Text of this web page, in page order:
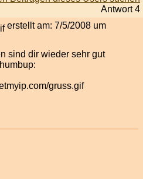
Antwort 4
erstellt am: 7/5/2008 um
sind dir wieder sehr gut